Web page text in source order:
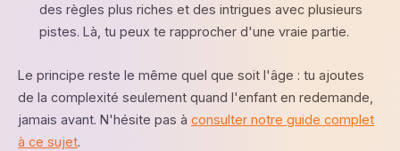
des règles plus riches et des intrigues avec plusieurs
pistes. Là, tu peux te rapprocher d'une vraie partie.
Le principe reste le même quel que soit l'âge : tu ajoutes
de la complexité seulement quand l'enfant en redemande,
jamais avant. N'hésite pas à consulter notre guide complet
à ce sujet.